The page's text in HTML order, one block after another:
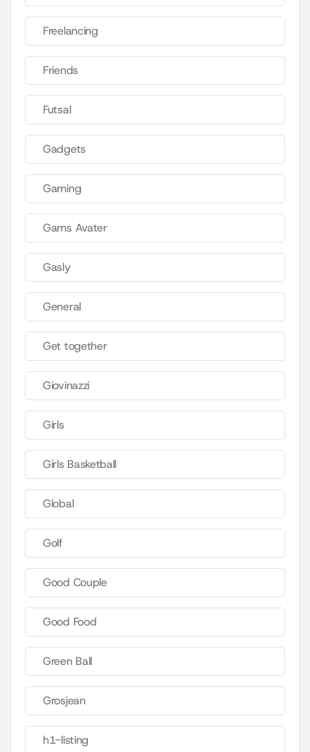
Freelancing
Friends
Futsal
Gadgets
Gaming
Gams Avater
Gasly
General
Get together
Giovinazzi
Girls
Girls Basketball
Global
Golf
Good Couple
Good Food
Green Ball
Grosjean
h1-listing